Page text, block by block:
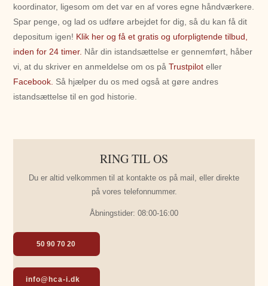
koordinator, ligesom om det var en af vores egne håndværkere.
Spar penge, og lad os udføre arbejdet for dig, så du kan få dit
depositum igen! Klik her og få et gratis og uforpligtende tilbud,
inden for 24 timer. Når din istandsættelse er gennemført, håber
vi, at du skriver en anmeldelse om os påTrustpilot eller
Facebook. Så hjælper du os med også at gøre andres
istandsættelse til en god historie.
RING TIL OS
Du er altid velkommen til at kontakte os på mail, eller direkte
på vores telefonnummer.
Åbningstider: 08:00-16:00
50 90 70 20
info@hca-i.dk